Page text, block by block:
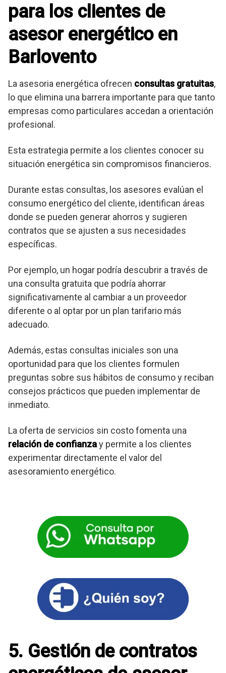
para los clientes de
asesor energético en
Barlovento
La asesoria energética ofrecen consultas gratuitas,
lo que elimina una barrera importante para que tanto
empresas como particulares accedan a orientación
profesional.
Esta estrategia permite a los clientes conocer su
situación energética sin compromisos financieros.
Durante estas consultas, los asesores evalúan el
consumo energético del cliente, identifican áreas
donde se pueden generar ahorros y sugieren
contratos que se ajusten a sus necesidades
específicas.
Por ejemplo, un hogar podría descubrir a través de
una consulta gratuita que podría ahorrar
significativamente al cambiar a un proveedor
diferente o al optar por un plan tarifario más
adecuado.
Además, estas consultas iniciales son una
oportunidad para que los clientes formulen
preguntas sobre sus hábitos de consumo y reciban
consejos prácticos que pueden implementar de
inmediato.
La oferta de servicios sin costo fomenta una
relación de confianzay permite a los clientes
experimentar directamente el valor del
asesoramiento energético.
5. Gestión de contratos